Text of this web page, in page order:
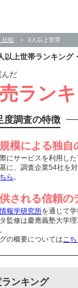
比較 3人以上世帯
以上世帯ランキング
んだ
ラン
度調査の特徴
模による独自
にサービスを利用し
に、調査企業54社を
ら 。
される信頼の
報学研究所を通じて
監修は慶應義塾大学理
の概要についてはこち
ンキング